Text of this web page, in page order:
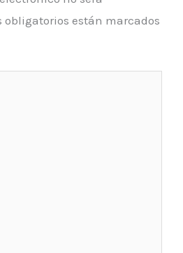
obligatorios están marcados